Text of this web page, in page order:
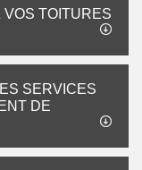
VOS TOITURES
SERVICES
DE